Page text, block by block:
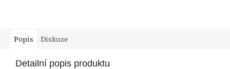
Popis Diskuze
Detailní popis produktu